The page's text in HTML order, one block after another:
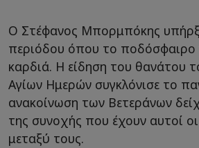
Ο Στέφανος Μπορμπόκης
περιόδου όπου το ποδόσφαιρο
καρδιά. Η είδηση του θανάτου
Αγίων Ημερών συγκλόνισε το
ανακοίνωση των Βετεράνων
της συνοχής που έχουν αυτοί
μεταξύ τους.